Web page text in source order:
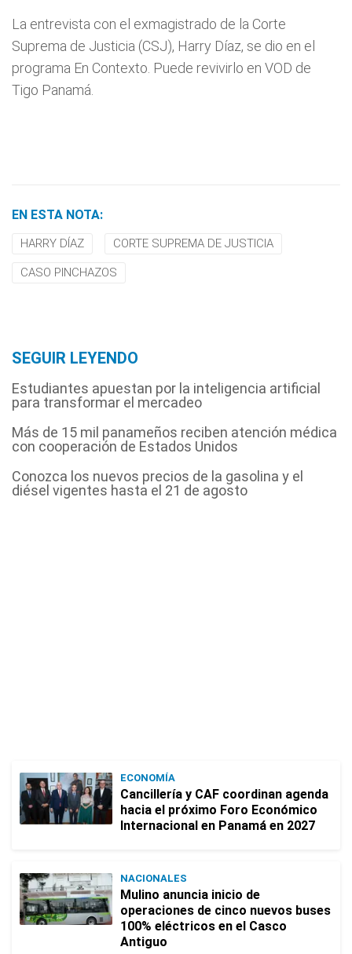
La entrevista con el exmagistrado de la Corte
Suprema de Justicia (CSJ), Harry Díaz, se dio en el
programa En Contexto. Puede revivirlo en VOD de
Tigo Panamá.
EN ESTA NOTA:
HARRY DÍAZ CORTE SUPREMA DE JUSTICIA
CASO PINCHAZOS
SEGUIR LEYENDO
Estudiantes apuestan por la inteligencia artificial
para transformar el mercadeo
Más de 15 mil panameños reciben atención médica
con cooperación de Estados Unidos
Conozca los nuevos precios de la gasolina y el
diésel vigentes hasta el 21 de agosto
ECONOMÍA
Cancillería y CAF coordinan agenda
hacia el próximo Foro Económico
Internacional en Panamá en 2027
NACIONALES
Mulino anuncia inicio de
operaciones de cinco nuevos buses
100% eléctricos en el Casco
Antiguo